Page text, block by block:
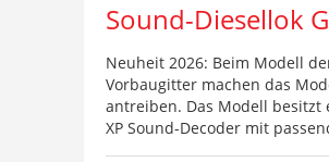
Sound-Diesellok
Neuheit 2026: Beim Modell
Vorbaugitter machen das
antreiben. Das Modell besitzt
XP Sound-Decoder mit